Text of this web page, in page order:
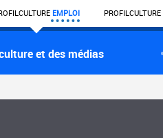
CULTURE EMPLOI PROFILCULTURE
et des médias